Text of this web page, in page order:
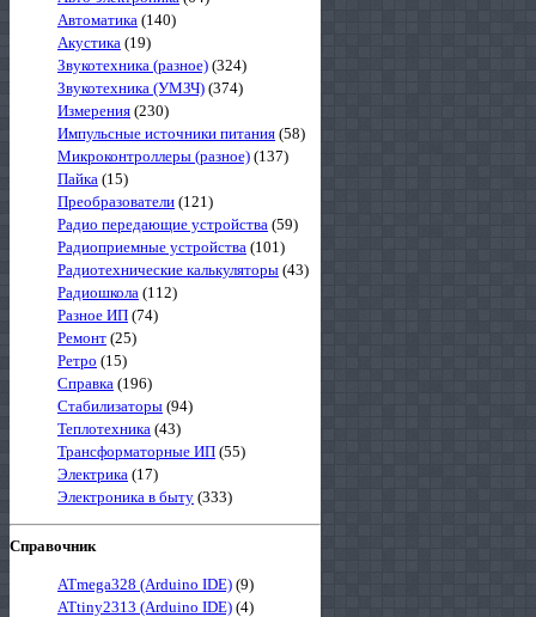
Автоматика (140)
Акустика (19)
Звукотехника (разное) (324)
Звукотехника (УМЗЧ) (374)
Измерения (230)
Импульсные источники питания (58)
Микроконтроллеры (разное) (137)
Пайка (15)
Преобразователи (121)
Радио передающие устройства (59)
Радиоприемные устройства (101)
Радиотехнические калькуляторы (43)
Радиошкола (112)
Разное ИП (74)
Ремонт (25)
Ретро (15)
Справка (196)
Стабилизаторы (94)
Теплотехника (43)
Трансформаторные ИП (55)
Электрика (17)
Электроника в быту (333)
Справочник
ATmega328 (Arduino IDE) (9)
ATtiny2313 (Arduino IDE) (4)